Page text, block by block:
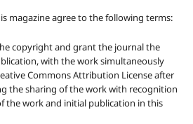
magazine agree to the following terms:
copyright and grant the journal the
with the work simultaneously
Commons Attribution License after
the sharing of the work with recognition
the work and initial publication in this